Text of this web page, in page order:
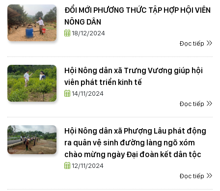
ĐỔI MỚI PHƯƠNG THỨC TẬP HỢP HỘI VIÊN
NÔNG DÂN
18/12/2024
Đọc tiếp
Hội Nông dân xã Trưng Vương giúp hội
viên phát triển kinh tế
14/11/2024
Đọc tiếp
Hội Nông dân xã Phượng Lâu phát động
ra quân vệ sinh đường làng ngõ xóm
chào mừng ngày Đại đoàn kết dân tộc
12/11/2024
Đọc tiếp